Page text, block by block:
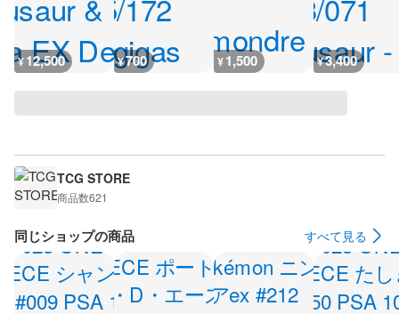
¥12,500 ¥700 ¥1,500 ¥3,400
TCG STORE
商品数621
同じショップの商品 すべて見る